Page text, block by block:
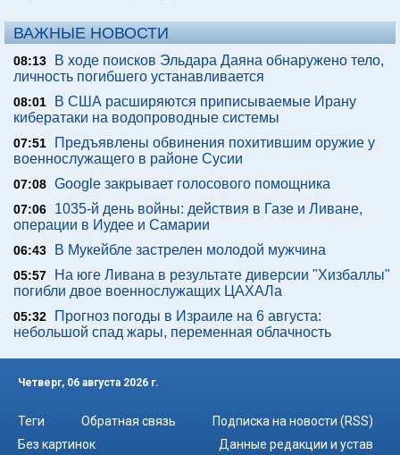
ВАЖНЫЕ НОВОСТИ
08:13
В ходе поисков Эльдара Даяна обнаружено тело,
личность погибшего устанавливается
08:01
В США расширяются приписываемые Ирану
кибератаки на водопроводные системы
07:51
Предъявлены обвинения похитившим оружие у
военнослужащего в районе Сусии
07:08 Google закрывает голосового помощника
07:06
1035-й день войны: действия в Газе и Ливане,
операции в Иудее и Самарии
06:43 В Мукейбле застрелен молодой мужчина
05:57
На юге Ливана в результате диверсии "Хизбаллы"
погибли двое военнослужащих ЦАХАЛа
05:32
Прогноз погоды в Израиле на 6 августа:
небольшой спад жары, переменная облачность
Четверг, 06 августа 2026 г.
Теги Обратная связь
Подписка на новости (RSS)
Без картинок
Данные редакции и устав